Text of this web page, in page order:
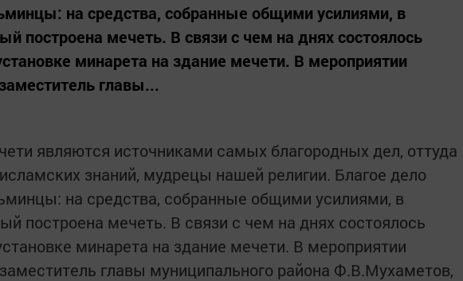
на средства, собранные общими усилиями, в
построена мечеть. В связи с чем на днях состоялось
минарета на здание мечети. В мероприятии
главы...
являются источниками самых благородных дел, оттуда
знаний, мудрецы нашей религии. Благое дело
на средства, собранные общими усилиями, в
построена мечеть. В связи с чем на днях состоялось
минарета на здание мечети. В мероприятии
главы муниципального района Ф.В.Мухаметов,